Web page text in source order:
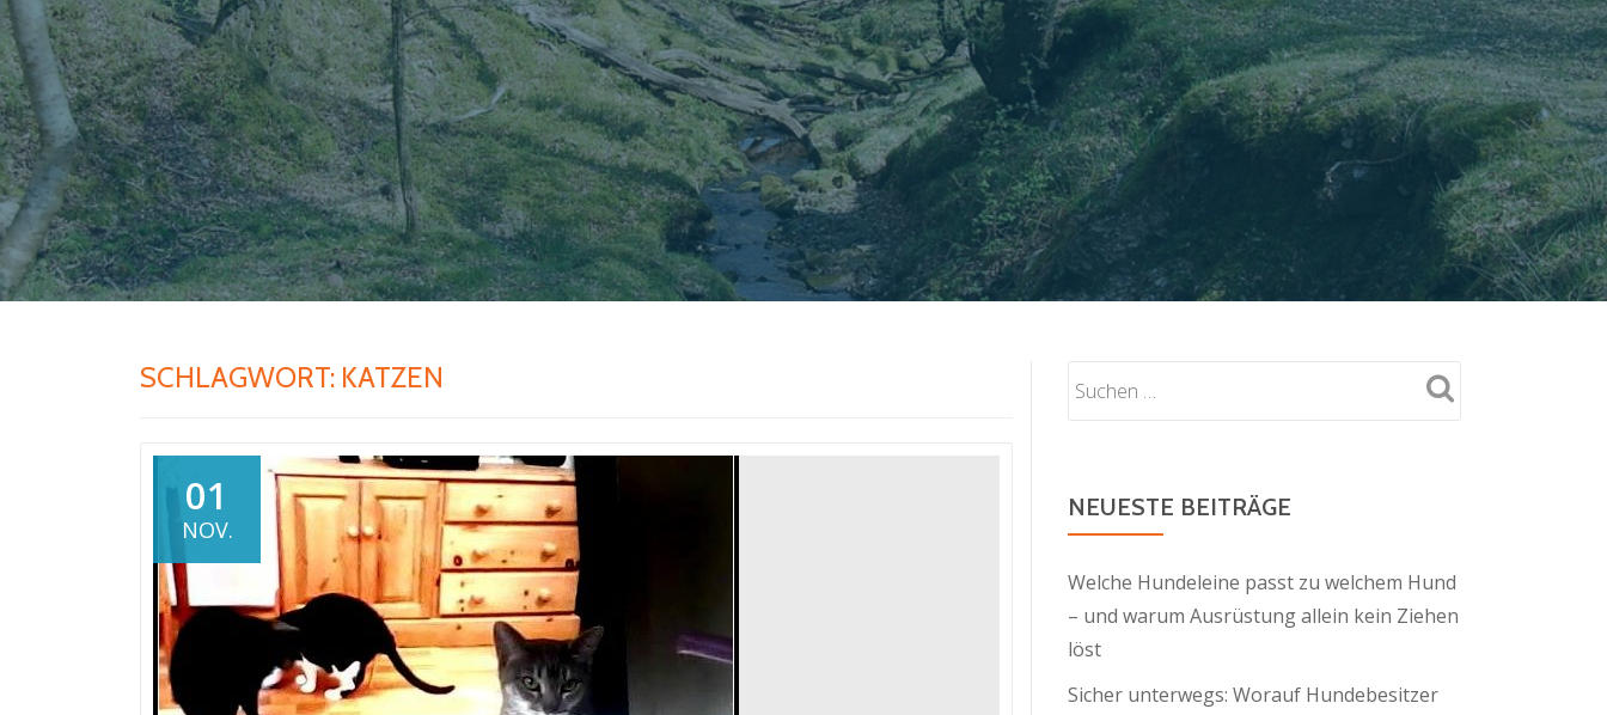
SCHLAGWORT: KATZEN
01
NOV.
NEUESTE BEITRÄGE
Welche Hundeleine passt zu welchem Hund
– und warum Ausrüstung allein kein Ziehen
löst
Sicher unterwegs: Worauf Hundebesitzer